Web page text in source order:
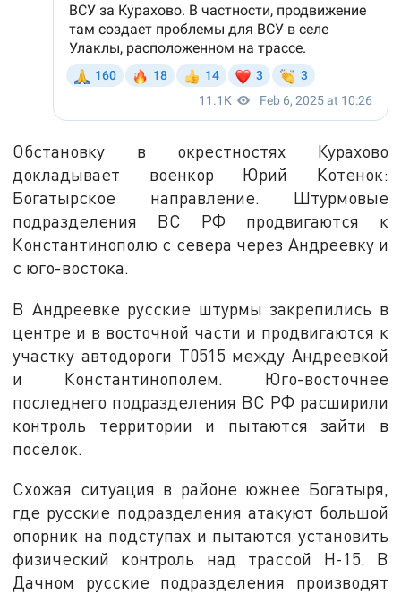
Обстановку в окрестностях Курахово
докладывает военкор Юрий Котенок:
Богатырское направление. Штурмовые
подразделения ВС РФ продвигаются к
Константинополю с севера через Андреевку и
с юго-востока.
В Андреевке русские штурмы закрепились в
центре и в восточной части и продвигаются к
участку автодороги Т0515 между Андреевкой
и Константинополем. Юго-восточнее
последнего подразделения ВС РФ расширили
контроль территории и пытаются зайти в
посёлок.
Схожая ситуация в районе южнее Богатыря,
где русские подразделения атакуют большой
опорник на подступах и пытаются установить
физический контроль над трассой Н-15. В
Дачном русские подразделения производят